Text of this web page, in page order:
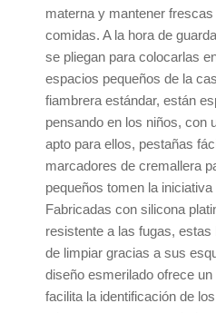
materna y mantener
comidas. A la hora de
se pliegan para colocarlas
espacios pequeños de la
fiambrera estándar, están
pensando en los niños, con
apto para ellos, pestañas
marcadores de cremallera
pequeños tomen la
Fabricadas con silicona
resistente a las fugas,
de limpiar gracias a sus
diseño esmerilado ofrece
facilita la identificación de